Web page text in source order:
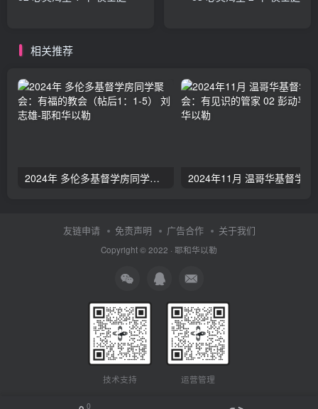
相关推荐
2024年 多伦多基督学房同学聚会：有福的教会（帖后1：1-5） 刘志雄
友链申请 免责声明 广告合作 关于我们
Copyright © 2022 · 耶和华以勒
技术支持 运营管理
0